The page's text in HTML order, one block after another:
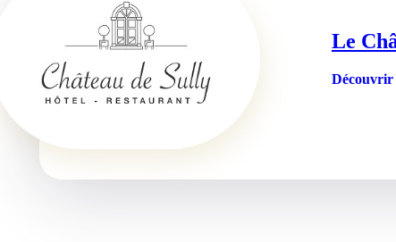
Le
Découvrir